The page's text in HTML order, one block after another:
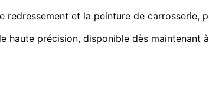
redressement et la peinture de
haute précision, disponible dès maintenant